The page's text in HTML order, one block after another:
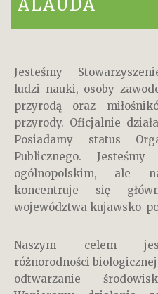
ALAUDA
Jesteśmy
ludzi nauki, osoby
przyrodą oraz
przyrody. Oficjalnie
Posiadamy status
Publicznego. Jesteśmy
ogólnopolskim, ale
koncentruje się
województwa kujawsko-
Naszym celem
różnorodności
odtwarzanie